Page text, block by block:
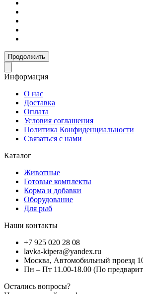
Продолжить
Информация
О нас
Доставка
Оплата
Условия соглашения
Политика Конфиденциальности
Связаться с нами
Каталог
Животные
Готовые комплекты
Корма и добавки
Оборудование
Для рыб
Наши контакты
+7 925 020 28 08
lavka-kipera@yandex.ru
Москва, Автомобильный проезд
Пн – Пт 11.00-18.00 (По
Остались вопросы?